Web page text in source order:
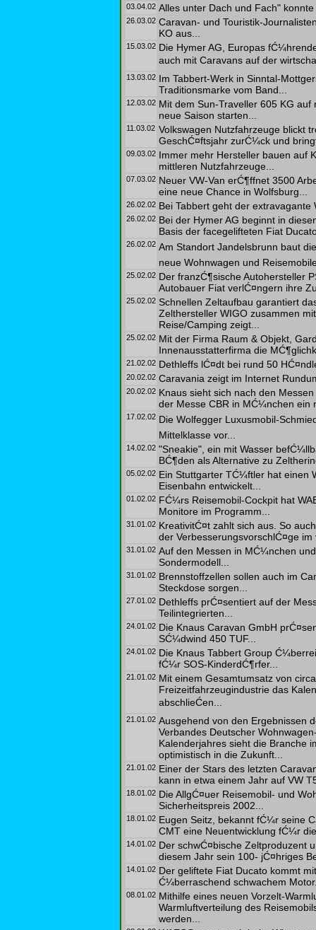
03.04.02 Alles unter Dach und Fach"
26.03.02 Caravan- und Touristik-
KO aus...
15.03.02 Die Hymer AG, Europas
auch mit Caravans auf der
13.03.02 Im Tabbert-Werk in Sinntal-
Traditionsmarke vom Band...
12.03.02 Mit dem Sun-Traveller 605 KG
neue Saison starten...
11.03.02 Volkswagen Nutzfahrzeuge blickt
GeschĆ¤ftsjahr zurĆ¼ck und
09.03.02 Immer mehr Hersteller bauen auf
mittleren Nutzfahrzeuge...
07.03.02 Neuer VW-Van erĆ¶ffnet 3500
eine neue Chance in Wolfsburg...
26.02.02 Bei Tabbert geht der
26.02.02 Bei der Hymer AG beginnt in
Basis der facegelifteten Fiat
26.02.02 Am Standort Jandelsbrunn baut
neue Wohnwagen und
25.02.02 Der franzĆ¶sische Autohersteller
Autobauer Fiat verlĆ¤ngern ihre
25.02.02 Schnellen Zeltaufbau garantiert
Zelthersteller WIGO zusammen
Reise/Camping zeigt...
25.02.02 Mit der Firma Raum & Objekt,
Innenausstatterfirma die
21.02.02 Dethleffs lĆ¤dt bei rund 50
20.02.02 Caravania zeigt im Internet
20.02.02 Knaus sieht sich nach den
der Messe CBR in MĆ¼nchen ein
17.02.02 Die Wolfegger Luxusmobil-
Mittelklasse vor...
14.02.02 "Sneakie", ein mit Wasser
BĆ¶den als Alternative zu
05.02.02 Ein Stuttgarter TĆ¼ftler hat einen
Eisenbahn entwickelt...
01.02.02 FĆ¼rs Reisemobil-Cockpit hat
Monitore im Programm...
31.01.02 KreativitĆ¤t zahlt sich aus. So
der VerbesserungsvorschlĆ¤ge
31.01.02 Auf den Messen in MĆ¼nchen
Sondermodell...
31.01.02 Brennstoffzellen sollen auch im
Steckdose sorgen...
27.01.02 Dethleffs prĆ¤sentiert auf der
Teilintegrierten...
24.01.02 Die Knaus Caravan GmbH
SĆ¼dwind 450 TUF...
24.01.02 Die Knaus Tabbert Group
fĆ¼r SOS-KinderdĆ¶rfer...
21.01.02 Mit einem Gesamtumsatz von
Freizeitfahrzeugindustrie das
abschlieĆen...
21.01.02 Ausgehend von den Ergebnissen
Verbandes Deutscher
Kalenderjahres sieht die Branche
optimistisch in die Zukunft...
21.01.02 Einer der Stars des letzten
kann in etwa einem Jahr auf VW
18.01.02 Die AllgĆ¤uer Reisemobil- und
Sicherheitspreis 2002...
18.01.02 Eugen Seitz, bekannt fĆ¼r seine
CMT eine Neuentwicklung fĆ¼r
14.01.02 Der schwĆ¤bische Zeltproduzent
diesem Jahr sein 100- jĆ¤hriges
14.01.02 Der geliftete Fiat Ducato kommt
Ć¼berraschend schwachem
08.01.02 Mithilfe eines neuen Vorzelt-
Warmluftverteilung des
werden...